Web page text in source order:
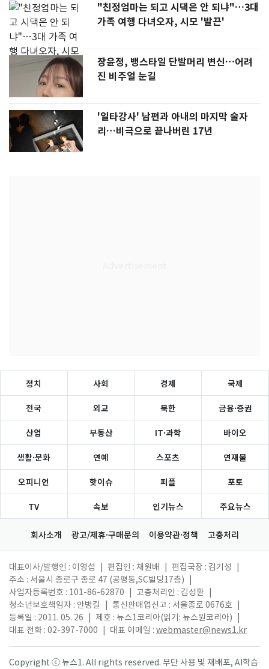
"친정엄마는 되고 시댁은 안 되냐"…3대
가족 여행 다녀오자, 시모 '발끈'
장윤정, 뱅스타일 단발머리 변신…어려
진 비주얼 눈길
'일타강사' 남편과 아내의 마지막 술자
리…비극으로 끝나버린 17년
정치 사회 경제 국제
전국 외교 북한 금융·증권
산업 부동산 IT·과학 바이오
생활·문화 연예 스포츠 연재물
오피니언 핫이슈 피플 포토
TV 속보 인기뉴스 주요뉴스
회사소개 광고/제휴·구매문의 이용약관·정책 고충처리
대표이사/발행인 : 이영섭 편집인 : 채원배 편집국장 : 김기성
주소 : 서울시 종로구 종로 47 (공평동,SC빌딩17층)
사업자등록번호 : 101-86-62870
고충처리인 : 김성환
청소년보호책임자 : 안병길
통신판매업신고 : 서울종로 0676호
등록일 : 2011. 05. 26
제호 : 뉴스1코리아(읽기: 뉴스원코리아)
대표 전화 : 02-397-7000
대표 이메일 : webmaster@news1.kr
Copyright ⓒ 뉴스1. All rights reserved. 무단 사용 및 재배포, AI학습